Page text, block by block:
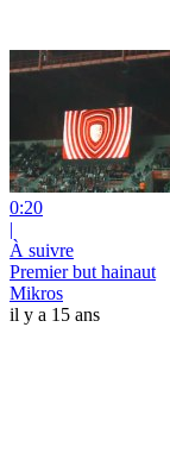
0:20
|
À suivre
Premier but hainaut
Mikros
il y a 15 ans